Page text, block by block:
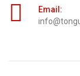
Email: